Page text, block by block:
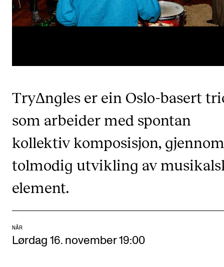
CERM
CREMAH
INTERNASJONALT
Internasjonal strategi
Samarbeidsprosjekter
Nettverk
AKTUELT
TryΔngles er ein Oslo-basert
som arbeider med spontan
kollektiv komposisjon, gjennom
tolmodig utvikling av
element.
NÅR
Lørdag 16. november 19:00